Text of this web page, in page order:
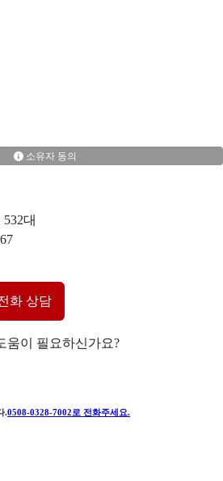
소유자 동의
532대
화 상담
움이 필요하신가요?
.0508-0328-7002 로 전화주세요.